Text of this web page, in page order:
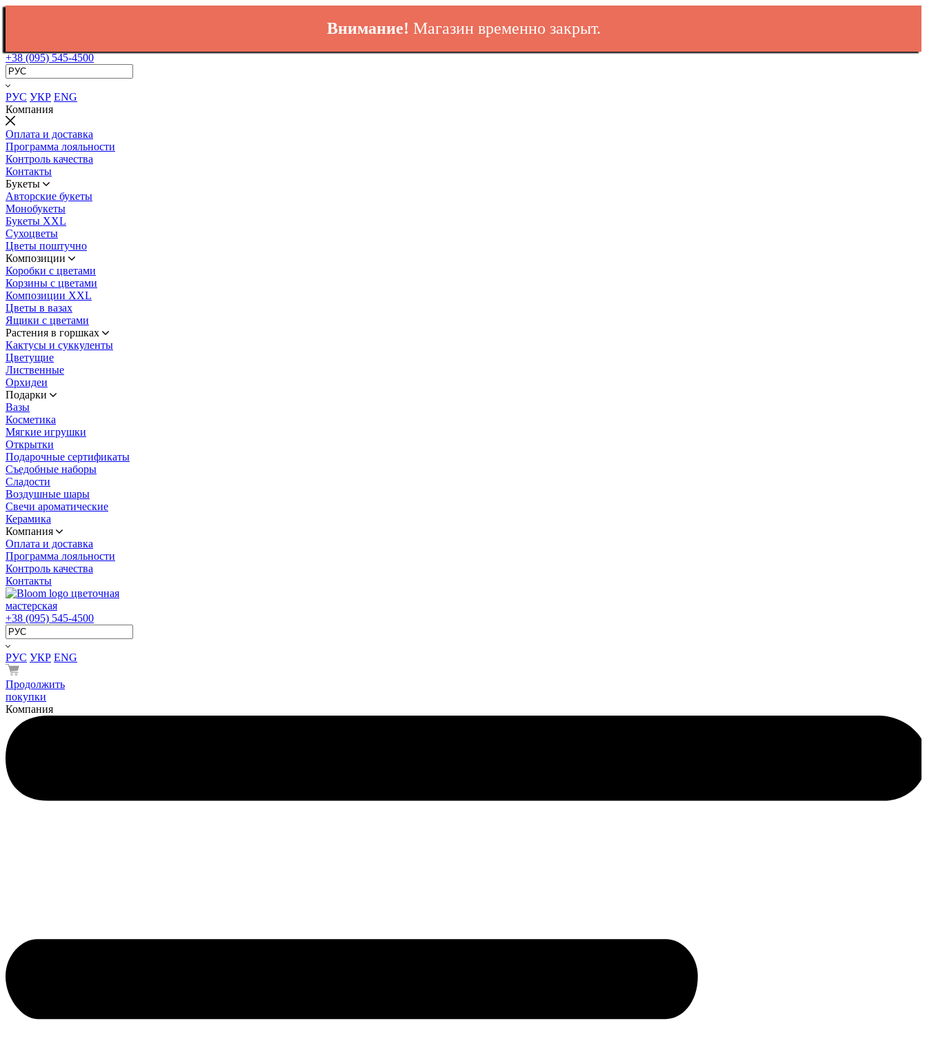
Внимание! Магазин временно закрыт.
+38 (095) 545-4500
РУС УКР ENG
Компания
Оплата и доставка
Программа лояльности
Контроль качества
Контакты
Букеты
Авторские букеты
Монобукеты
Букеты XXL
Сухоцветы
Цветы поштучно
Композиции
Коробки с цветами
Корзины с цветами
Композиции XXL
Цветы в вазах
Ящики с цветами
Растения в горшках
Кактусы и суккуленты
Цветущие
Лиственные
Орхидеи
Подарки
Вазы
Косметика
Мягкие игрушки
Открытки
Подарочные сертификаты
Съедобные наборы
Сладости
Воздушные шары
Свечи ароматические
Керамика
Компания
Оплата и доставка
Программа лояльности
Контроль качества
Контакты
цветочная
мастерская
+38 (095) 545-4500
РУС УКР ENG
Продолжить
покупки
Компания